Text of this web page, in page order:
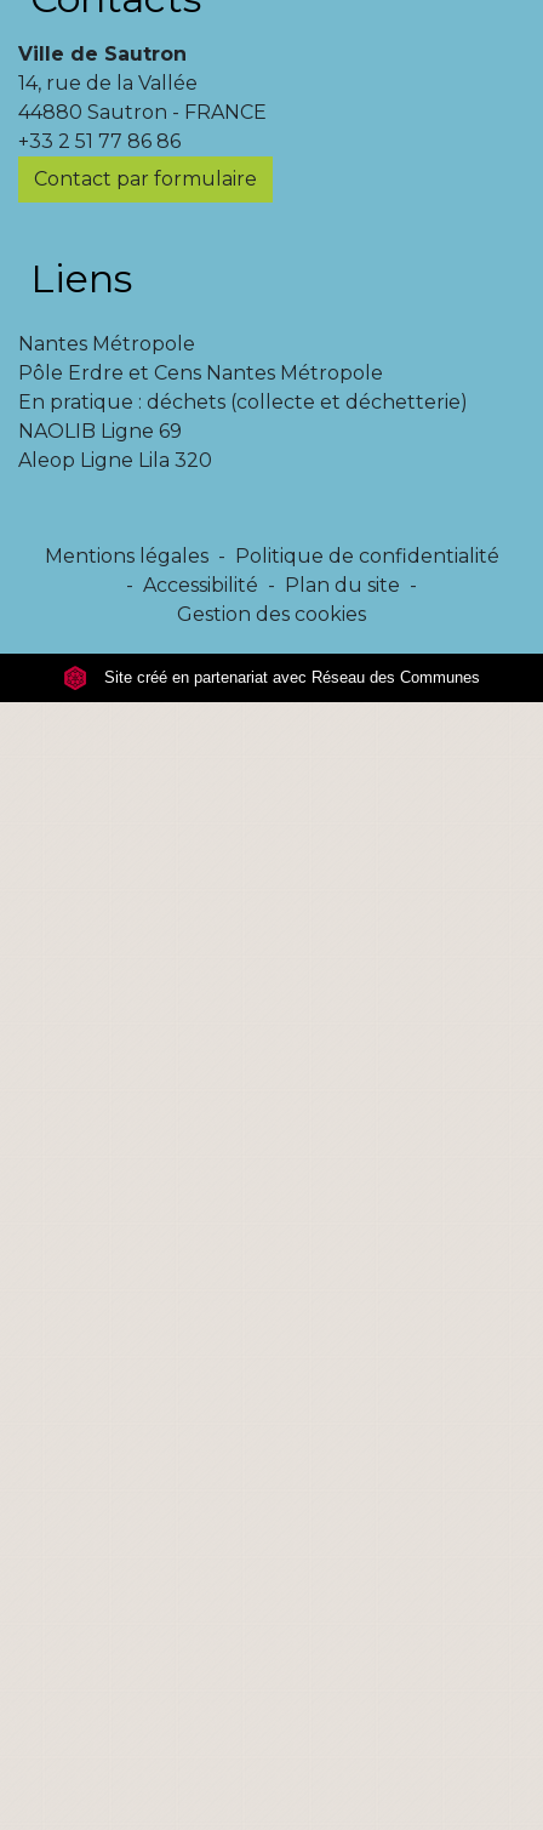
Ville de Sautron
14, rue de la Vallée
44880 Sautron - FRANCE
+33 2 51 77 86 86
Contact par formulaire
Liens
Nantes Métropole
Pôle Erdre et Cens Nantes Métropole
En pratique : déchets (collecte et déchetterie)
NAOLIB Ligne 69
Aleop Ligne Lila 320
Mentions légales - Politique de confidentialité
- Accessibilité - Plan du site -
Gestion des cookies
Site créé en partenariat avec Réseau des Communes